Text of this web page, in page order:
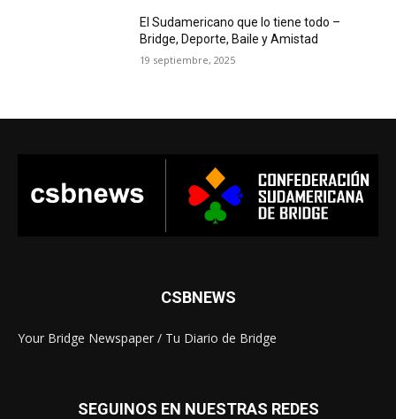
El Sudamericano que lo tiene todo –
Bridge, Deporte, Baile y Amistad
19 septiembre, 2025
CSBNEWS
Your Bridge Newspaper / Tu Diario de Bridge
SEGUINOS EN NUESTRAS REDES